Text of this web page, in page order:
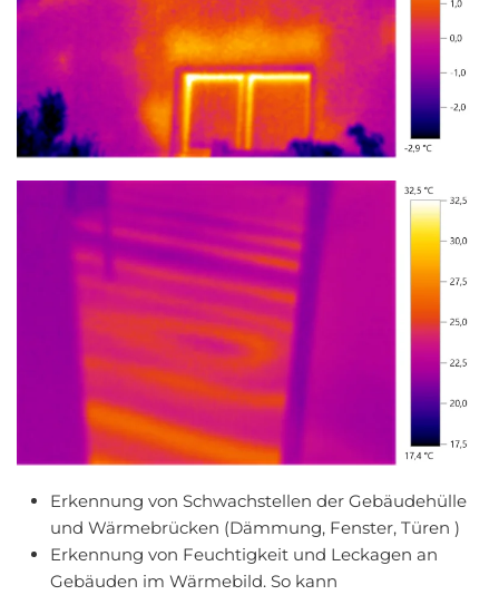
Erkennung von Schwachstellen der Gebäudehülle
und Wärmebrücken (Dämmung, Fenster, Türen )
Erkennung von Feuchtigkeit und Leckagen an
Gebäuden im Wärmebild. So kann